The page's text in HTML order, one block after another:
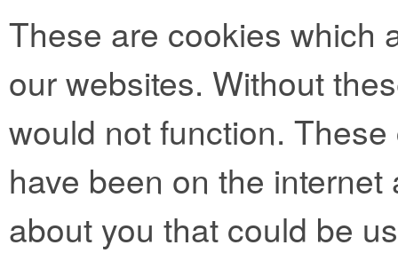
These are cookies which
our websites. Without
would not function.
have been on the
about you that could be